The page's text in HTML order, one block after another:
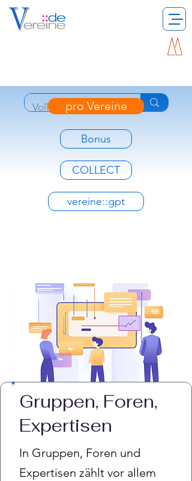
pro Vereine
Bonus
COLLECT
vereine::gpt
Gruppen, Foren,
Expertisen
In Gruppen, Foren und
Expertisen zählt vor allem